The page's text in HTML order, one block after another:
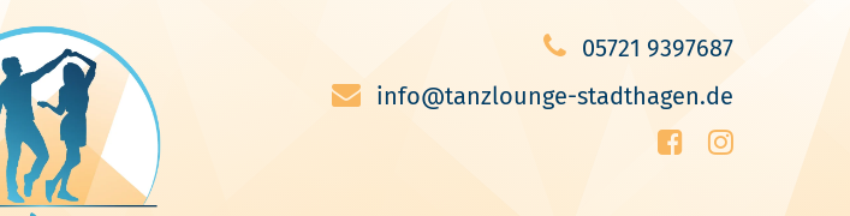
05721 9397687
info@tanzlounge-stadthagen.de